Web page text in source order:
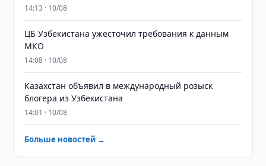
14:13 · 10/08
ЦБ Узбекистана ужесточил требования к данным
МКО
14:08 · 10/08
Казахстан объявил в международный розыск
блогера из Узбекистана
14:01 · 10/08
Больше новостей →